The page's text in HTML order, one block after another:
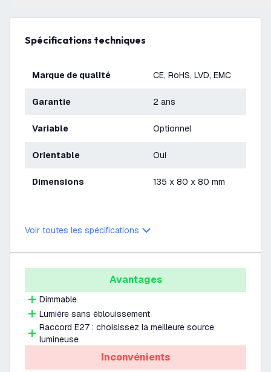
Spécifications techniques
Marque de qualité CE, RoHS, LVD, EMC
Garantie 2 ans
Variable Optionnel
Orientable Oui
Dimensions 135 x 80 x 80 mm
Voir toutes les spécifications
Avantages
Dimmable
Lumière sans éblouissement
Raccord E27 : choisissez la meilleure source
lumineuse
Inconvénients